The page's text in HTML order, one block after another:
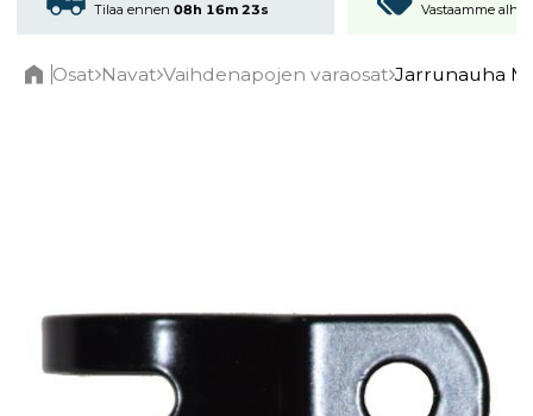
Tilaa ennen 08h 16m 23s
Vastaamme
Osat Navat Vaihdenapojen varaosat Jarrunauha